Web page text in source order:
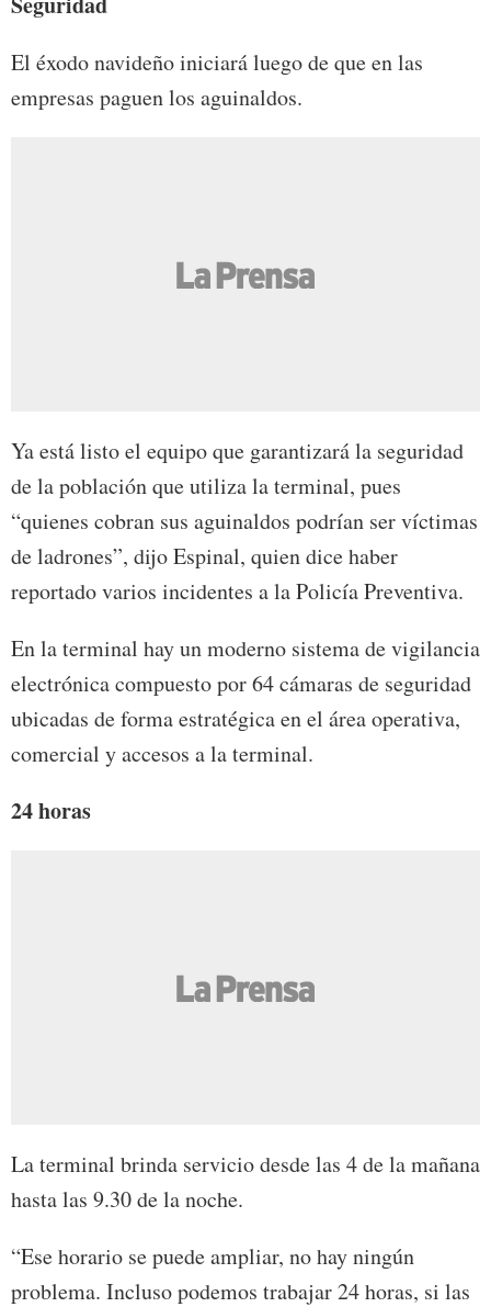
El éxodo navideño iniciará luego de que en las
empresas paguen los aguinaldos.
Ya está listo el equipo que garantizará la seguridad
de la población que utiliza la terminal, pues
“quienes cobran sus aguinaldos podrían ser víctimas
de ladrones”, dijo Espinal, quien dice haber
reportado varios incidentes a la Policía Preventiva.
En la terminal hay un moderno sistema de vigilancia
electrónica compuesto por 64 cámaras de seguridad
ubicadas de forma estratégica en el área operativa,
comercial y accesos a la terminal.
24 horas
La terminal brinda servicio desde las 4 de la mañana
hasta las 9.30 de la noche.
“Ese horario se puede ampliar, no hay ningún
problema. Incluso podemos trabajar 24 horas, si las